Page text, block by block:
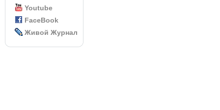
Youtube
FaceBook
Живой Журнал